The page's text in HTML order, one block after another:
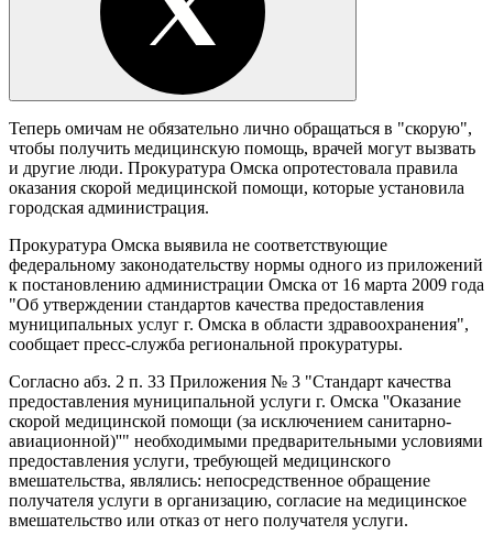
Теперь омичам не обязательно лично обращаться в "скорую",
чтобы получить медицинскую помощь, врачей могут вызвать
и другие люди. Прокуратура Омска опротестовала правила
оказания скорой медицинской помощи, которые установила
городская администрация.
Прокуратура Омска выявила не соответствующие
федеральному законодательству нормы одного из приложений
к постановлению администрации Омска от 16 марта 2009 года
"Об утверждении стандартов качества предоставления
муниципальных услуг г. Омска в области здравоохранения",
сообщает пресс-служба региональной прокуратуры.
Согласно абз. 2 п. 33 Приложения № 3 "Стандарт качества
предоставления муниципальной услуги г. Омска ''Оказание
скорой медицинской помощи (за исключением санитарно-
авиационной)''" необходимыми предварительными условиями
предоставления услуги, требующей медицинского
вмешательства, являлись: непосредственное обращение
получателя услуги в организацию, согласие на медицинское
вмешательство или отказ от него получателя услуги.